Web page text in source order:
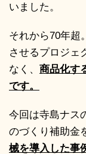
いました。
それから70年超
させるプロジェ
なく、 商品化す
です。
今回は寺島ナス
のづくり補助金
械を導入した事